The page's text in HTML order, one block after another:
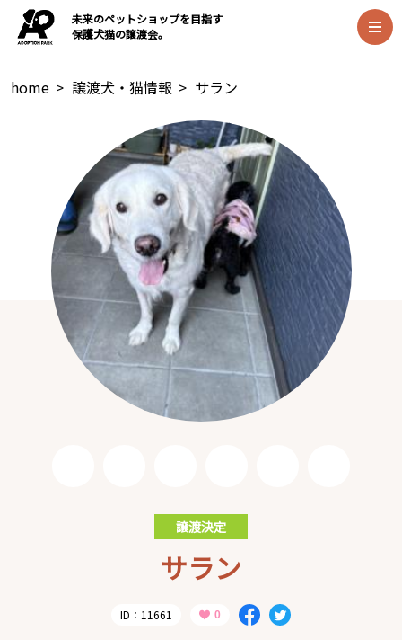
未来のペットショップを目指す
保護犬猫の譲渡会。
home > 譲渡犬・猫情報 > サラン
譲渡決定
サラン
ID：11661